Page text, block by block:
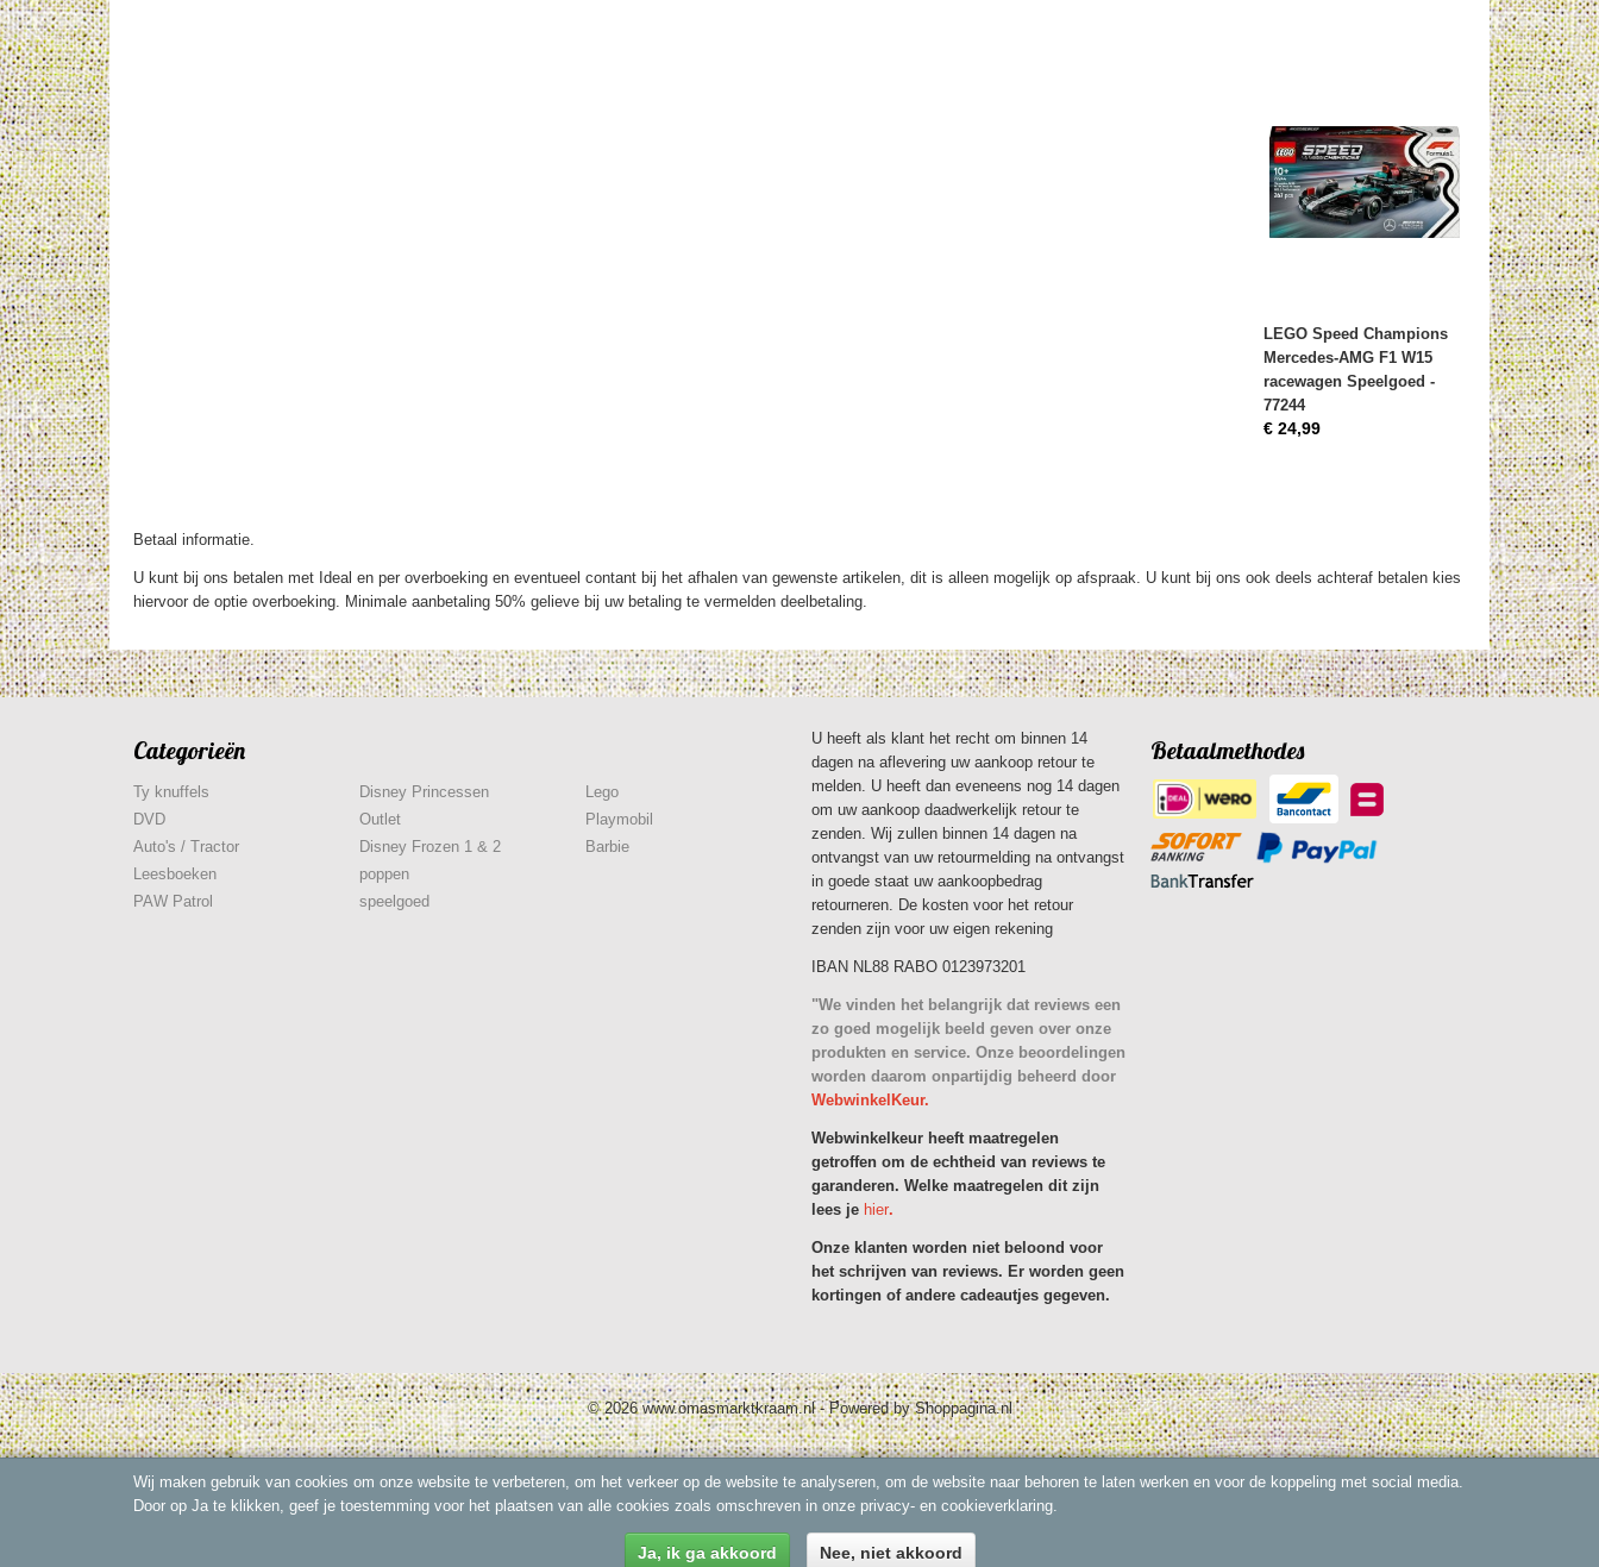
LEGO Speed Champions
Mercedes-AMG F1 W15
racewagen Speelgoed -
77244
€ 24,99
Betaal informatie.
U kunt bij ons betalen met Ideal en per overboeking en eventueel contant bij het afhalen van gewenste artikelen, dit is alleen mogelijk op afspraak. U kunt bij ons ook deels achteraf betalen kies
hiervoor de optie overboeking. Minimale aanbetaling 50% gelieve bij uw betaling te vermelden deelbetaling.
Categorieën
Ty knuffels
DVD
Auto's / Tractor
Leesboeken
PAW Patrol
Disney Princessen
Outlet
Disney Frozen 1 & 2
poppen
speelgoed
Lego
Playmobil
Barbie
U heeft als klant het recht om binnen 14
dagen na aflevering uw aankoop retour te
melden. U heeft dan eveneens nog 14 dagen
om uw aankoop daadwerkelijk retour te
zenden. Wij zullen binnen 14 dagen na
ontvangst van uw retourmelding na ontvangst
in goede staat uw aankoopbedrag
retourneren. De kosten voor het retour
zenden zijn voor uw eigen rekening
IBAN NL88 RABO 0123973201
"We vinden het belangrijk dat reviews een
zo goed mogelijk beeld geven over onze
produkten en service. Onze beoordelingen
worden daarom onpartijdig beheerd door
WebwinkelKeur.
Webwinkelkeur heeft maatregelen
getroffen om de echtheid van reviews te
garanderen. Welke maatregelen dit zijn
lees je hier.
Onze klanten worden niet beloond voor
het schrijven van reviews. Er worden geen
kortingen of andere cadeautjes gegeven.
Betaalmethodes
© 2026 www.omasmarktkraam.nl - Powered by Shoppagina.nl
Wij maken gebruik van cookies om onze website te verbeteren, om het verkeer op de website te analyseren, om de website naar behoren te laten werken en voor de koppeling met social media.
Door op Ja te klikken, geef je toestemming voor het plaatsen van alle cookies zoals omschreven in onze privacy- en cookieverklaring.
Ja, ik ga akkoord Nee, niet akkoord